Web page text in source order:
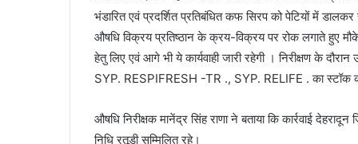
भंडारित एवं प्रदर्शित प्रतिबंधित कफ सिरप को पेटियों में
औषधि विक्रय प्रतिष्ठान के क्रय-विक्रय पर रोक लगाते हुए
हेतु लिए एवं आगे भी ये कार्यवाही जारी रहेगी । निरीक्षण के
SYP. RESPIFRESH -TR ., SYP. RELIFE . का स्टॉक
औषधि निरीक्षक मानेंद्र सिंह राणा ने बताया कि कार्रवाई
निधि रतूड़ी सम्मिलित रहे।